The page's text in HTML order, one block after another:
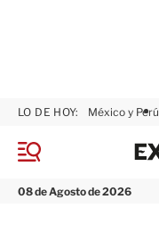
M
n
08 de Agosto de 2026
LO DE HOY: México y Perú